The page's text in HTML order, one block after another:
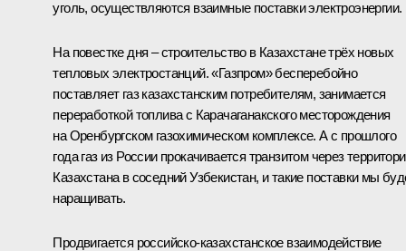
уголь, осуществляются взаимные поставки электроэнергии.
На повестке дня – строительство в Казахстане трёх новых
тепловых электростанций. «Газпром» бесперебойно
поставляет газ казахстанским потребителям, занимается
переработкой топлива с Карачаганакского месторождения
на Оренбургском газохимическом комплексе. А с прошлого
года газ из России прокачивается транзитом через
Казахстана в соседний Узбекистан, и такие поставки мы
наращивать.
Продвигается российско-казахстанское взаимодействие